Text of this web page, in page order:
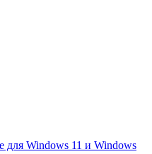
для Windows 11 и Windows